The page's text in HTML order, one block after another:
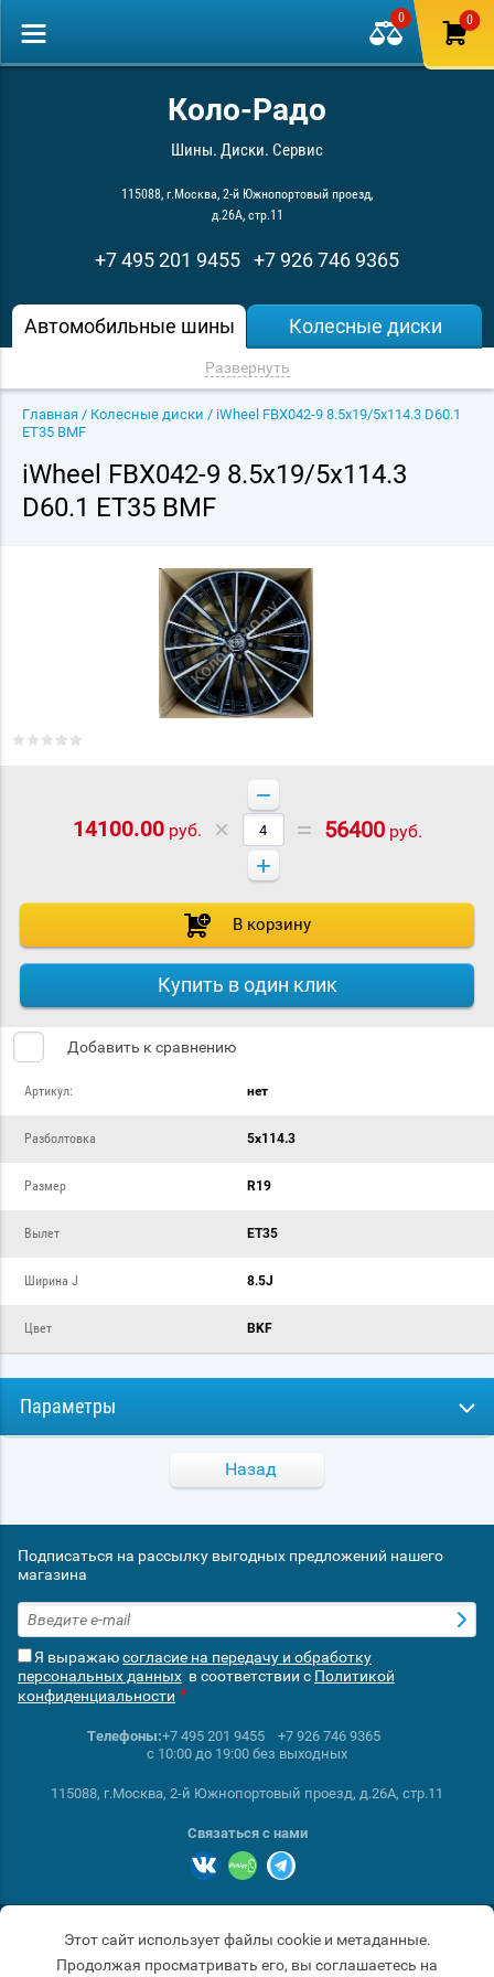
0
0
Коло-Радо
Шины. Диски. Сервис
115088, г.Москва, 2-й Южнопортовый проезд,
д.26А, стр.11
+7 495 201 9455 +7 926 746 9365
Автомобильные шины Колесные диски
Развернуть
Главная / Колесные диски / iWheel FBX042-9 8.5x19/5x114.3 D60.1
ET35 BMF
iWheel FBX042-9 8.5x19/5x114.3
D60.1 ET35 BMF
14100.00руб.
−
+
56400руб.
В корзину
Купить в один клик
Добавить к сравнению
Артикул: нет
Разболтовка 5х114.3
Размер R19
Вылет ET35
Ширина J 8.5J
Цвет BKF
Параметры
Назад
Подписаться на рассылку выгодных предложений нашего
магазина
Я выражаюсогласие на передачу и обработку
персональных данных в соответствии с Политикой
конфиденциальности *
Телефоны:+7 495 201 9455
+7 926 746 9365
с 10:00 до 19:00 без выходных
115088, г.Москва, 2-й Южнопортовый проезд, д.26А, стр.11
Связаться с нами
© 2017 - 2026
Этот сайт использует файлы cookie и метаданные.
Продолжая просматривать его, вы соглашаетесь на